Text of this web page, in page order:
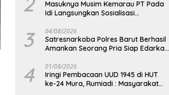
Masuknya Musim Kemarau PT Pada
Idi Langsungkan Sosialisasi
3 04/08/2026
Satresnarkoba Polres Barut Berhasil
Amankan Seorang Pria Siap Edarkan
Gram
4 01/08/2026
Iringi Pembacaan UUD 1945 di HUT
ke-24 Mura, Rumiadi : Masyarakat